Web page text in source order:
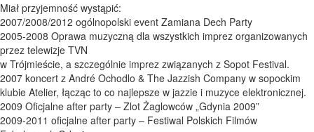
Miał przyjemność wystąpić:
2007/2008/2012 ogólnopolski event Zamiana Dech Party
2005-2008 Oprawa muzyczną dla wszystkich imprez organizowanych
przez telewizje TVN
w Trójmieście, a szczególnie imprez związanych z Sopot Festival.
2007 koncert z André Ochodlo & The Jazzish Company w sopockim
klubie Atelier, łącząc to co najlepsze w jazzie i muzyce elektronicznej.
2009 Oficjalne after party – Zlot Żaglowców „Gdynia 2009”
2009-2011 oficjalne after party – Festiwal Polskich Filmów